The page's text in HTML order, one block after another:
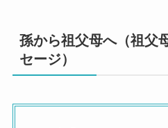
孫から祖父母へ（祖父
セージ）